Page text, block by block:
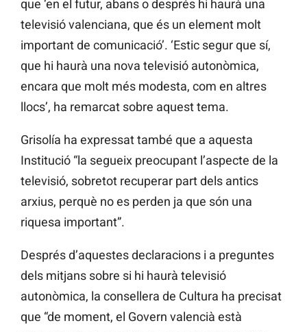
que ‘en el futur, abans o després hi haurà una
televisió valenciana, que és un element molt
important de comunicació’. ‘Estic segur que sí,
que hi haurà una nova televisió autonòmica,
encara que molt més modesta, com en altres
llocs’, ha remarcat sobre aquest tema.
Grisolía ha expressat també que a aquesta
Institució “la segueix preocupant l’aspecte de la
televisió, sobretot recuperar part dels antics
arxius, perquè no es perden ja que són una
riquesa important”.
Després d’aquestes declaracions i a preguntes
dels mitjans sobre si hi haurà televisió
autonòmica, la consellera de Cultura ha precisat
que “de moment, el Govern valencià està